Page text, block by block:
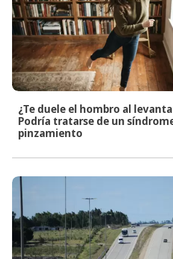
¿Te duele el hombro al
Podría tratarse de un
pinzamiento